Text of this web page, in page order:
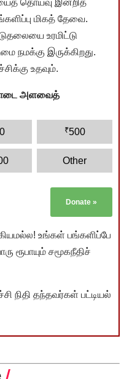
தொய்வு இன்றித்
மிகத் தேவை.
உரமிட்டு
நமக்கு இருக்கிறது.
உதவும்.
அளவைத்
₹500
Other
Donate »
உங்கள் பங்களிப்பே
ரூபாயும் சமூகநீதிச்
நிதி தந்தவர்கள் பட்டியல்